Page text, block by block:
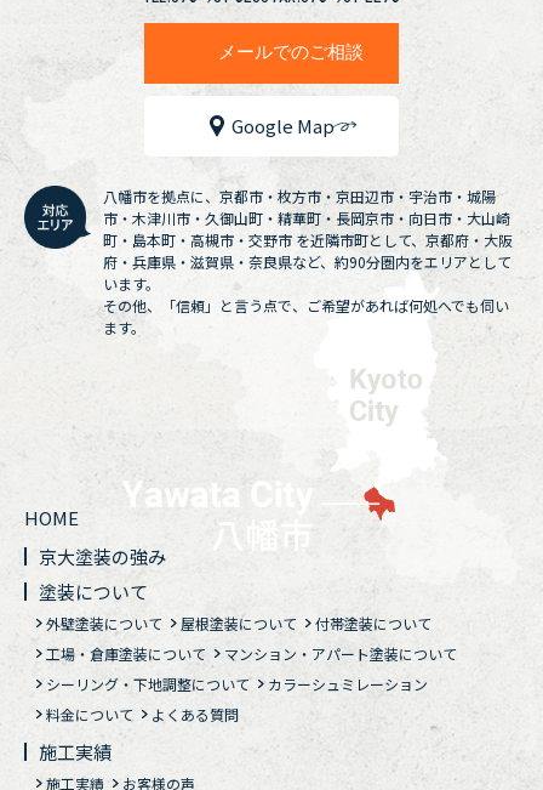
メールでのご相談
Google Map
八幡市を拠点に、京都市・枚方市・京田辺市・宇治市・城陽
市・木津川市・久御山町・精華町・長岡京市・向日市・大山崎
町・島本町・高槻市・交野市 を近隣市町として、京都府・大阪
府・兵庫県・滋賀県・奈良県など、約90分圏内をエリアとして
います。
その他、「信頼」と言う点で、ご希望があれば何処へでも伺い
ます。
HOME
京大塗装の強み
塗装について
外壁塗装について 屋根塗装について
付帯塗装について
工場・倉庫塗装について
マンション・アパート塗装について
シーリング・下地調整について
カラーシュミレーション
料金について
よくある質問
施工実績
施工実績 お客様の声